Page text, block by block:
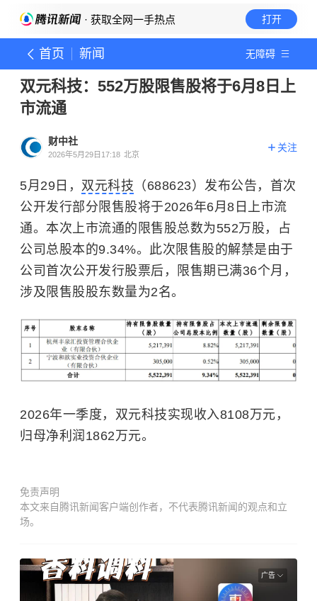
· 获取全网一手热点 打开
首页 新闻 无障碍
双元科技：552万股限售股将于6月8日上
市流通
财中社
2026年5月29日17:18 北京
关注
5月29日， 双元科技 （688623）发布公告，首次
公开发行部分限售股将于2026年6月8日上市流
通。本次上市流通的限售股总数为552万股，占
公司总股本的9.34%。此次限售股的解禁是由于
公司首次公开发行股票后，限售期已满36个月，
涉及限售股股东数量为2名。
2026年一季度，双元科技实现收入8108万元，
归母净利润1862万元。
免责声明
本文来自腾讯新闻客户端创作者，不代表腾讯新闻的观点和立
场。
广告